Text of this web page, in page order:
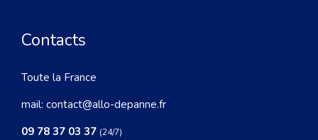
Contacts
Toute la France
mail: contact@allo-depanne.fr
09 78 37 03 37 (24/7)